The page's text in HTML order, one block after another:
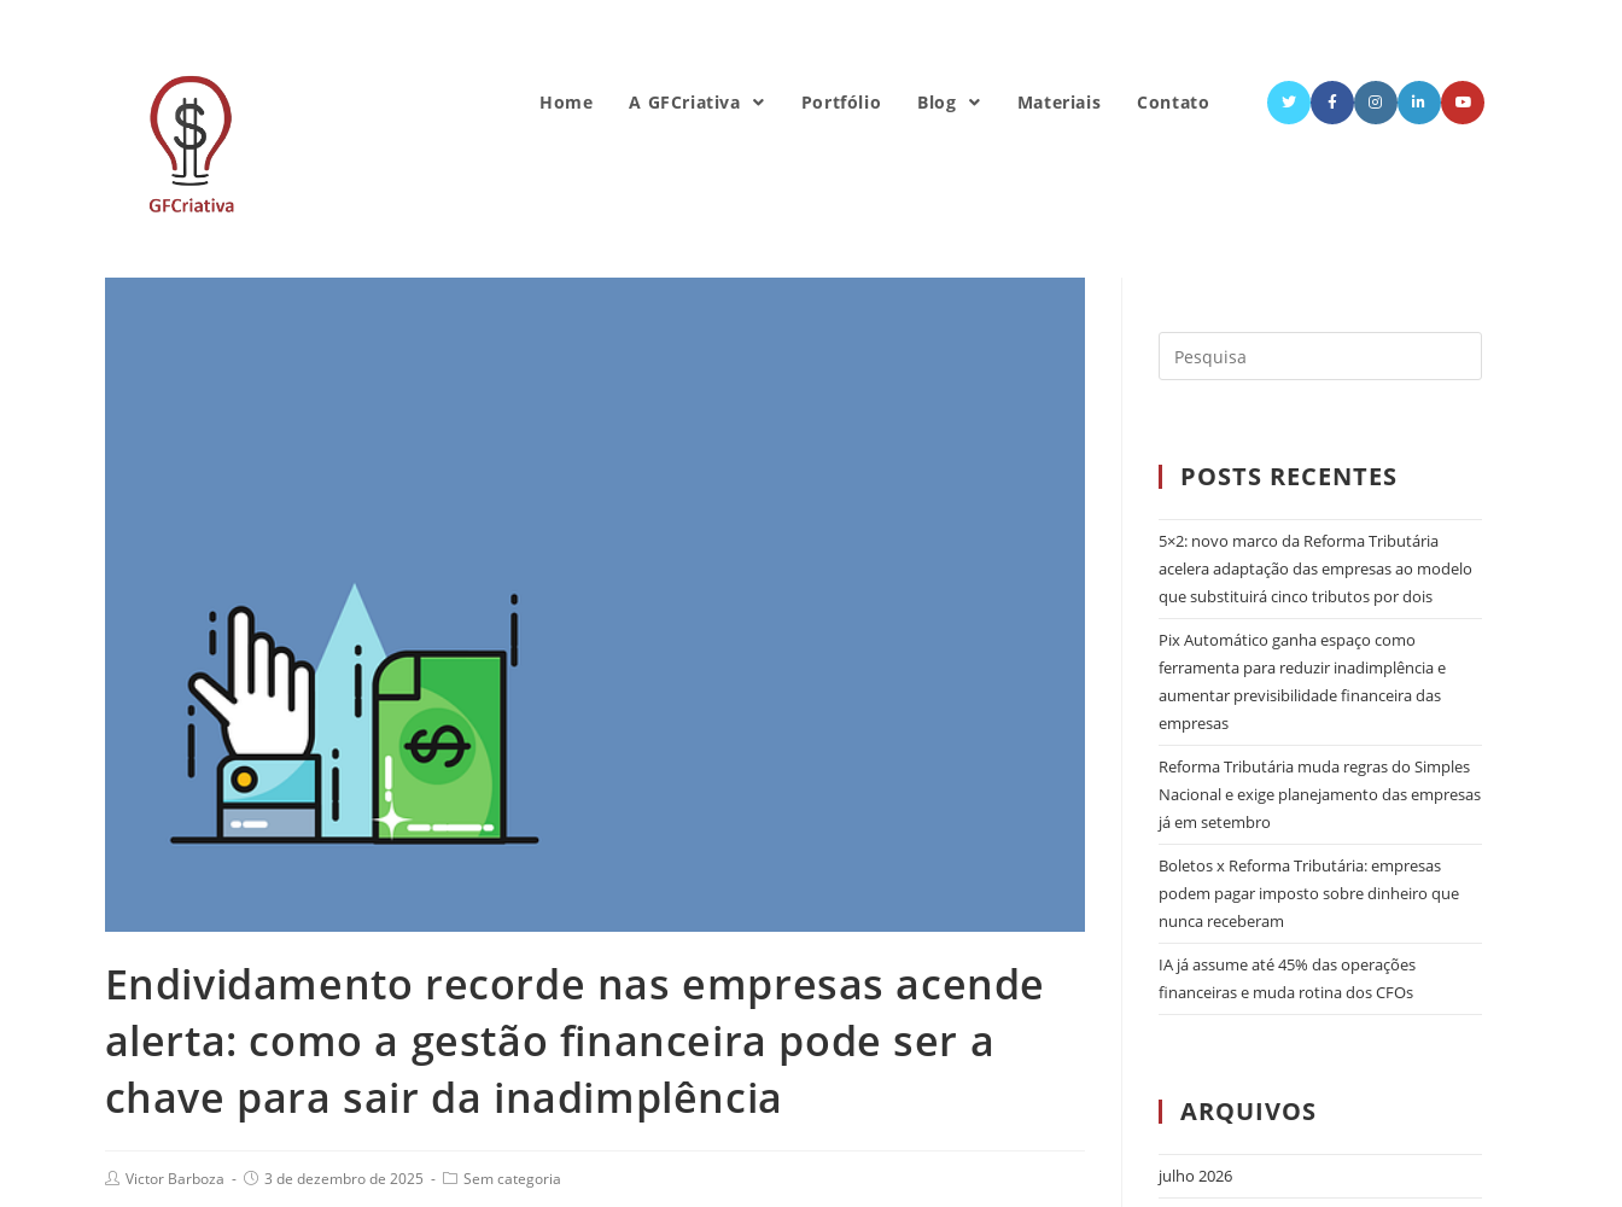
Home A GFCriativa Portfólio Blog Materiais Contato
Endividamento recorde nas empresas acende
alerta: como a gestão financeira pode ser a
chave para sair da inadimplência
Victor Barboza 3 de dezembro de 2025 Sem categoria
POSTS RECENTES
5×2: novo marco da Reforma Tributária
acelera adaptação das empresas ao modelo
que substituirá cinco tributos por dois
Pix Automático ganha espaço como
ferramenta para reduzir inadimplência e
aumentar previsibilidade financeira das
empresas
Reforma Tributária muda regras do Simples
Nacional e exige planejamento das empresas
já em setembro
Boletos x Reforma Tributária: empresas
podem pagar imposto sobre dinheiro que
nunca receberam
IA já assume até 45% das operações
financeiras e muda rotina dos CFOs
ARQUIVOS
julho 2026